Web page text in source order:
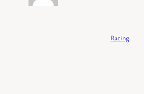
Racing